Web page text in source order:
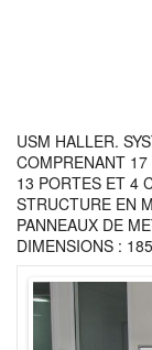
USM HALLER.
COMPRENANT
13 PORTES ET 4
STRUCTURE EN
PANNEAUX DE
DIMENSIONS :